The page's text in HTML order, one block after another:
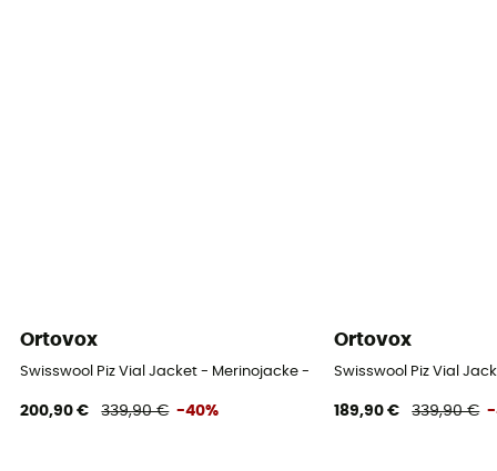
Ortovox
Swisswool Piz Vial Jacket - Merinojacke - Damen
200,90 € 339,90 € -40%
Ortovox
Swisswool Piz Vial
189,90 € 339,90 € -